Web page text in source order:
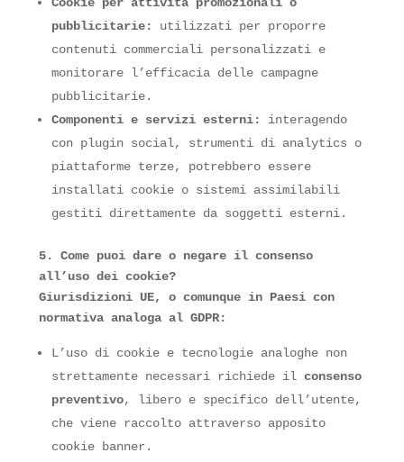
pubblicitarie: utilizzati per proporre
contenuti commerciali personalizzati e
monitorare l’efficacia delle campagne
pubblicitarie.
Componenti e servizi esterni: interagendo
con plugin social, strumenti di analytics o
piattaforme terze, potrebbero essere
installati cookie o sistemi assimilabili
gestiti direttamente da soggetti esterni.
5. Come puoi dare o negare il consenso
all’uso dei cookie?
Giurisdizioni UE, o comunque in Paesi con
normativa analoga al GDPR:
L’uso di cookie e tecnologie analoghe non
strettamente necessari richiede il consenso
preventivo, libero e specifico dell’utente,
che viene raccolto attraverso apposito
cookie banner.